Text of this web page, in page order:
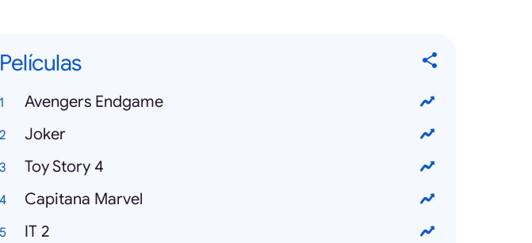
Películas
Avengers Endgame
Joker
Toy Story 4
Capitana Marvel
IT 2